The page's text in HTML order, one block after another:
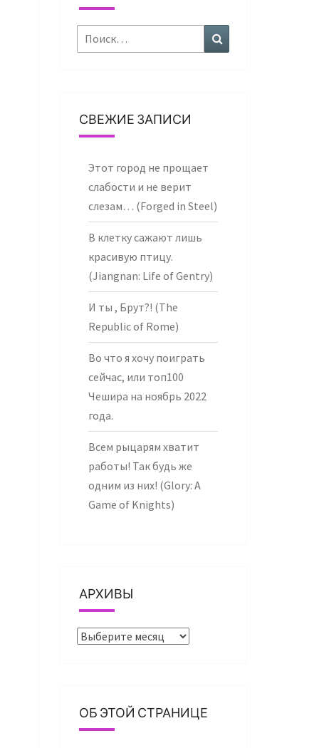
Найти:
СВЕЖИЕ ЗАПИСИ
Этот город не прощает
слабости и не верит
слезам… (Forged in Steel)
В клетку сажают лишь
красивую птицу.
(Jiangnan: Life of Gentry)
И ты , Брут?! (The
Republic of Rome)
Во что я хочу поиграть
сейчас, или топ100
Чешира на ноябрь 2022
года.
Всем рыцарям хватит
работы! Так будь же
одним из них! (Glory: A
Game of Knights)
АРХИВЫ
Архивы
ОБ ЭТОЙ СТРАНИЦЕ